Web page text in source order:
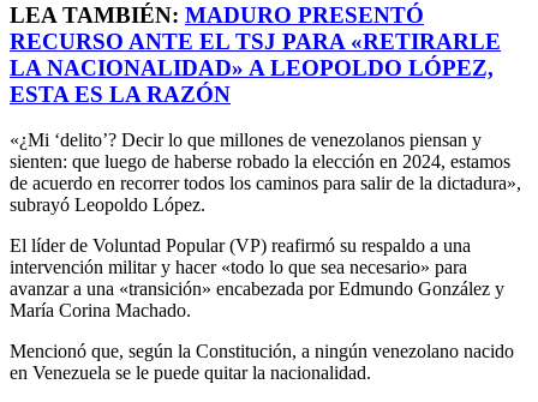
LEA TAMBIÉN: MADURO PRESENTÓ
RECURSO ANTE EL TSJ PARA «RETIRARLE
LA NACIONALIDAD» A LEOPOLDO LÓPEZ,
ESTA ES LA RAZÓN
«¿Mi ‘delito’? Decir lo que millones de venezolanos piensan y
sienten: que luego de haberse robado la elección en 2024, estamos
de acuerdo en recorrer todos los caminos para salir de la dictadura»,
subrayó Leopoldo López.
El líder de Voluntad Popular (VP) reafirmó su respaldo a una
intervención militar y hacer «todo lo que sea necesario» para
avanzar a una «transición» encabezada por Edmundo González y
María Corina Machado.
Mencionó que, según la Constitución, a ningún venezolano nacido
en Venezuela se le puede quitar la nacionalidad.